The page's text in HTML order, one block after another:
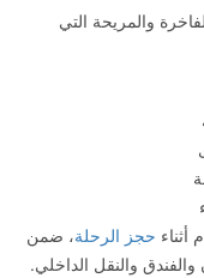
والمريحة التي
حجز الرحلة، ضمن
والنقل الداخلي.